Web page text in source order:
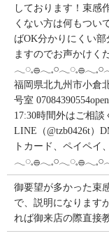
しております！束感
くない方は何もつい
ばOK分かりにくい
ますのでお声かけく
福岡県北九州市小倉
号室︎
17:30時間外はご相談
LINE（@tzb0426t）
トカード、ペイペイ
御要望が多かった束
で、説明になります
れば御来店の際直接